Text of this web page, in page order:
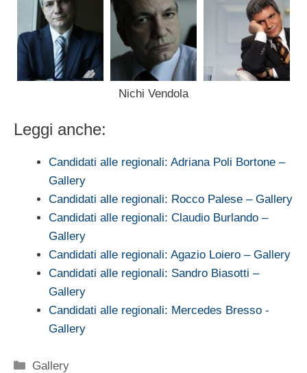
Nichi Vendola
Leggi anche:
Candidati alle regionali: Adriana Poli Bortone –
Gallery
Candidati alle regionali: Rocco Palese – Gallery
Candidati alle regionali: Claudio Burlando –
Gallery
Candidati alle regionali: Agazio Loiero – Gallery
Candidati alle regionali: Sandro Biasotti –
Gallery
Candidati alle regionali: Mercedes Bresso -
Gallery
Categorie
Gallery